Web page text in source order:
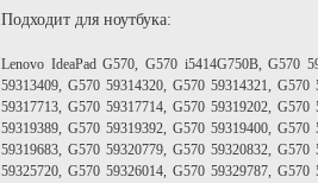
Подходит для ноутбука:
Lenovo IdeaPad G570, G570 i5414G750B, G570
59313409, G570 59314320, G570 59314321,
59317713, G570 59317714, G570 59319202,
59319389, G570 59319392, G570 59319400,
59319683, G570 59320779, G570 59320832,
59325720, G570 59326014, G570 59329787,